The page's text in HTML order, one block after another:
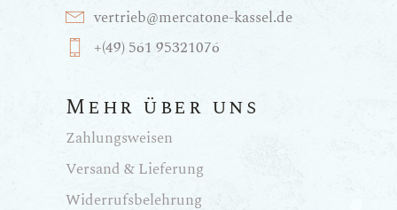
vertrieb@mercatone-kassel.de
+(49) 561 95321076
Mehr über uns
Zahlungsweisen
Versand & Lieferung
Widerrufsbelehrung